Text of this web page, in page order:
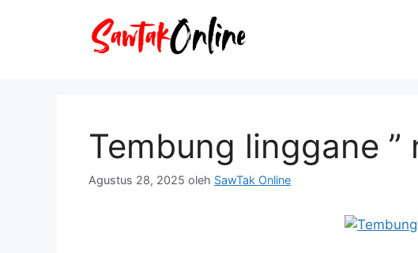
Tembung linggane ”
Agustus 28, 2025 oleh SawTak Online